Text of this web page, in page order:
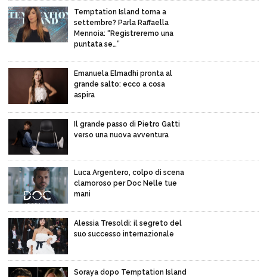
Temptation Island torna a
settembre? Parla Raffaella
Mennoia: “Registreremo una
puntata se…”
Emanuela Elmadhi pronta al
grande salto: ecco a cosa
aspira
Il grande passo di Pietro Gatti
verso una nuova avventura
Luca Argentero, colpo di scena
clamoroso per Doc Nelle tue
mani
Alessia Tresoldi: il segreto del
suo successo internazionale
Soraya dopo Temptation Island